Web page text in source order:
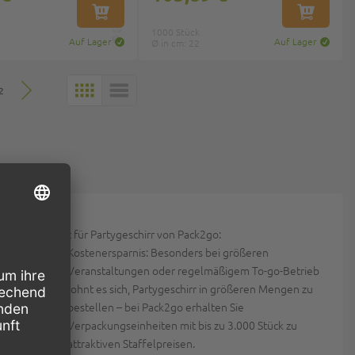
Auf Lager
IN DEN WARENKORB
Auf Lager
IN DEN
KACHELN
Das spricht für Partygeschirr von Pack2go:
Kostenersparnis: Besonders bei größeren
Veranstaltungen oder regelmäßigem To-go-Betrieb
lohnt es sich, Partygeschirr in größeren Mengen zu
bestellen – bei Pack2go erhalten Sie
Verpackungseinheiten mit bis zu 3.000 Stück zu
attraktiven Staffelpreisen.